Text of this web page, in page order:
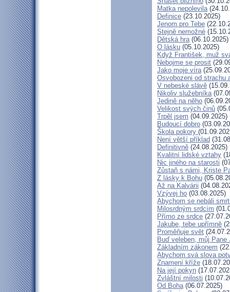
Matka nepolevila
Definice (23.10.2025)
Jenom pro Tebe
Stejně nemožné
Dětská hra(06.10.2025)
O lásku (05.10.2025)
Když František, muž
Nebojme se prosit
Jako moje víra
Osvobozeni od strachu
V nebeské slávě
Nikoliv služebníka
Jedině na něho
Velikost svých činů
Trpěl jsem (04.09.2025)
Budoucí dobro
Škola pokory
Není větší příklad
Definitivně (24.08.2025)
Kvalitní lidské vztahy
Nic jiného na starosti
Zůstaň s námi, Kriste
Z lásky k Bohu
Až na Kalvárii
Vzývej ho (03.08.2025)
Abychom se nebáli
Milosrdným srdcím
Přímo ze srdce
Jakube, tebe upřímně
Proměňuje svět
Buď veleben, můj
Základním zákonem
Abychom svá slova
Znamení kříže
Na její pokyn
Zvláštní milosti
Od Boha(06.07.2025)